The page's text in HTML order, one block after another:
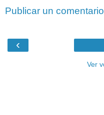
Publicar un comentario
‹
Ver